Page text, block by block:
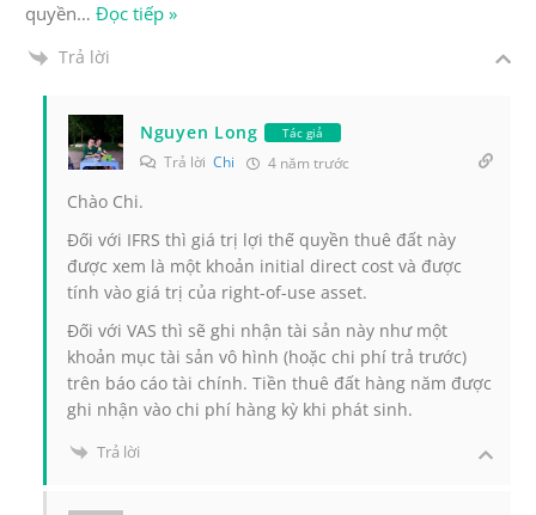
quyền… Đọc tiếp »
Trả lời
Nguyen Long Tác giả
Trả lời Chi 4 năm trước
Chào Chi.
Đối với IFRS thì giá trị lợi thế quyền thuê đất này
được xem là một khoản initial direct cost và được
tính vào giá trị của right-of-use asset.
Đối với VAS thì sẽ ghi nhận tài sản này như một
khoản mục tài sản vô hình (hoặc chi phí trả trước)
trên báo cáo tài chính. Tiền thuê đất hàng năm được
ghi nhận vào chi phí hàng kỳ khi phát sinh.
Trả lời